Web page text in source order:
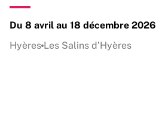
Du 8 avril au 18 décembre 2026
Hyères Les Salins d’Hyères